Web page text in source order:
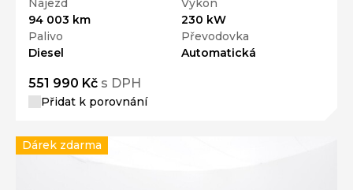
Nájezd
94 003 km
Výkon
230 kW
Palivo
Diesel
Převodovka
Automatická
551 990 Kč s DPH
Přidat k porovnání
Dárek zdarma